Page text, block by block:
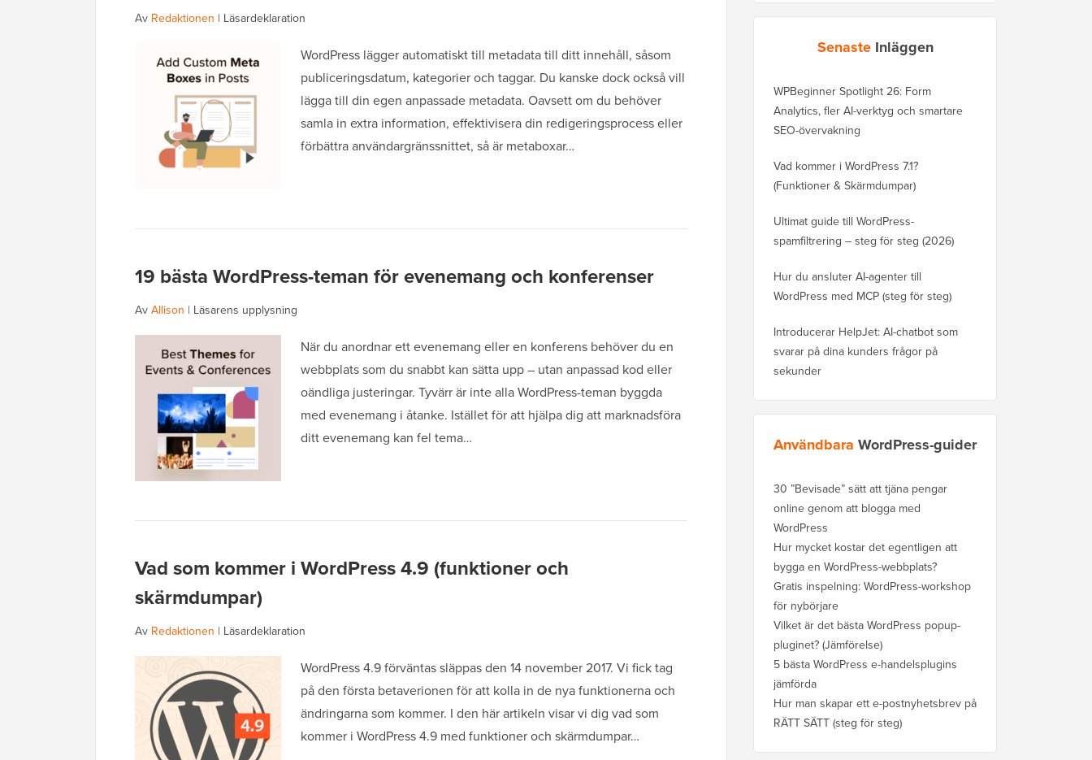
Av Redaktionen | Läsardeklaration
WordPress lägger automatiskt till metadata till ditt innehåll, såsom
publiceringsdatum, kategorier och taggar. Du kanske dock också vill
lägga till din egen anpassade metadata. Oavsett om du behöver
samla in extra information, effektivisera din redigeringsprocess eller
förbättra användargränssnittet, så är metaboxar…
19 bästa WordPress-teman för evenemang och konferenser
Av Allison | Läsarens upplysning
När du anordnar ett evenemang eller en konferens behöver du en
webbplats som du snabbt kan sätta upp – utan anpassad kod eller
oändliga justeringar. Tyvärr är inte alla WordPress-teman byggda
med evenemang i åtanke. Istället för att hjälpa dig att marknadsföra
ditt evenemang kan fel tema…
Vad som kommer i WordPress 4.9 (funktioner och
skärmdumpar)
Av Redaktionen | Läsardeklaration
WordPress 4.9 förväntas släppas den 14 november 2017. Vi fick tag
på den första betaverionen för att kolla in de nya funktionerna och
ändringarna som kommer. I den här artikeln visar vi dig vad som
kommer i WordPress 4.9 med funktioner och skärmdumpar…
Senaste Inläggen
WPBeginner Spotlight 26: Form
Analytics, fler AI-verktyg och smartare
SEO-övervakning
Vad kommer i WordPress 7.1?
(Funktioner & Skärmdumpar)
Ultimat guide till WordPress-
spamfiltrering – steg för steg (2026)
Hur du ansluter AI-agenter till
WordPress med MCP (steg för steg)
Introducerar HelpJet: AI-chatbot som
svarar på dina kunders frågor på
sekunder
Användbara WordPress-guider
30 ”Bevisade” sätt att tjäna pengar
online genom att blogga med
WordPress
Hur mycket kostar det egentligen att
bygga en WordPress-webbplats?
Gratis inspelning: WordPress-workshop
för nybörjare
Vilket är det bästa WordPress popup-
pluginet? (Jämförelse)
5 bästa WordPress e-handelsplugins
jämförda
Hur man skapar ett e-postnyhetsbrev på
RÄTT SÄTT (steg för steg)